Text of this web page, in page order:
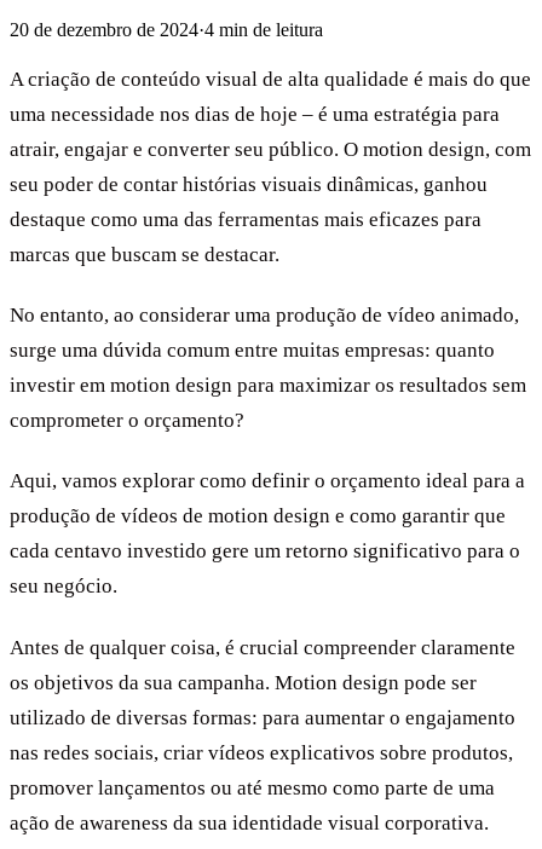
20 de dezembro de 2024·4 min de leitura
A criação de conteúdo visual de alta qualidade é mais do que
uma necessidade nos dias de hoje – é uma estratégia para
atrair, engajar e converter seu público. O motion design, com
seu poder de contar histórias visuais dinâmicas, ganhou
destaque como uma das ferramentas mais eficazes para
marcas que buscam se destacar.
No entanto, ao considerar uma produção de vídeo animado,
surge uma dúvida comum entre muitas empresas: quanto
investir em motion design para maximizar os resultados sem
comprometer o orçamento?
Aqui, vamos explorar como definir o orçamento ideal para a
produção de vídeos de motion design e como garantir que
cada centavo investido gere um retorno significativo para o
seu negócio.
Antes de qualquer coisa, é crucial compreender claramente
os objetivos da sua campanha. Motion design pode ser
utilizado de diversas formas: para aumentar o engajamento
nas redes sociais, criar vídeos explicativos sobre produtos,
promover lançamentos ou até mesmo como parte de uma
ação de awareness da sua identidade visual corporativa.